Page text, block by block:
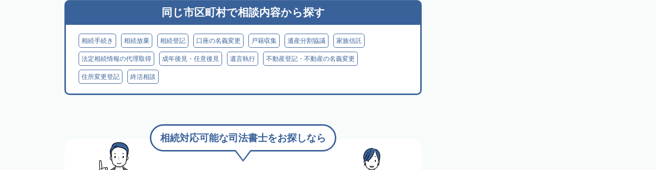
同じ市区町村で相談内容から探す
相続手続き 相続放棄 相続登記 口座の名義変更 戸籍収集 遺産分割協議 家族信託
法定相続情報の代理取得 成年後見・任意後見 遺言執行 不動産登記・不動産の名義変更
住所変更登記 終活相談
相続対応可能な司法書士をお探しなら